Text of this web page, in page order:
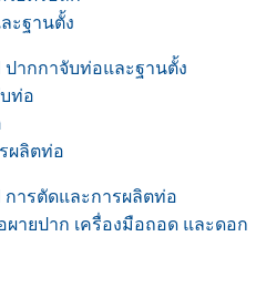
ะฐานตั้ง
ปากกาจับท่อและฐานตั้ง
ท่อ
ผลิตท่อ
การตัดและการผลิตท่อ
ผายปาก เครื่องมือถอด และดอก